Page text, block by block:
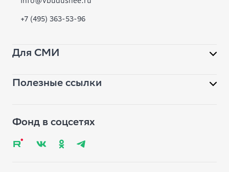
Инклюзивная среда
Помощь фонду
+7 (495) 363-53-96
Для СМИ
pr@vbudushee.ru
Полезные ссылки
Вопрос-ответ
Глоссарий
Фонд в соцсетях